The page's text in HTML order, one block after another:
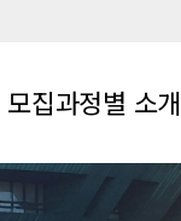
모집과정별 소개
학군사관